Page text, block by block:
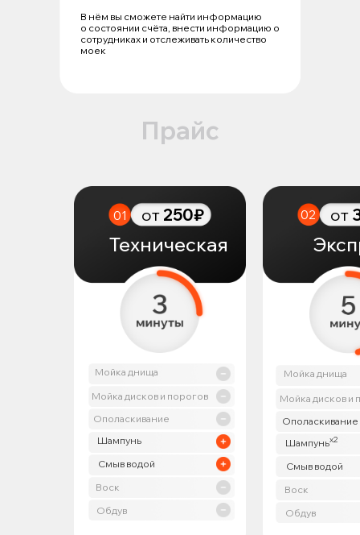
В нём вы сможете найти информацию
о состоянии счёта, внести информацию о
сотрудниках и отслеживать количество
моек
Прайс
01 от 250₽
Техническая
02 от
Шампунь
Мойка днища
Мойка дисков и порогов
Ополаскивание
Смыв водой
Воск
Обдув
Шампуньх2
Мойка днища
Мойка дисков и
Ополаскивание
Смыв водой
Воск
Обдув